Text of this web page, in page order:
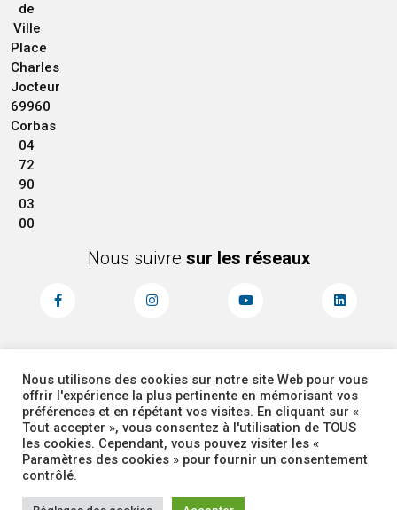
de
Ville
Place
Charles
Jocteur
69960
Corbas
04
72
90
03
00
Nous suivre sur les réseaux
MENTIONS LÉGALES
PLAN DU SITE
ACCESSIBILITÉ
ADMINISTRATEUR
COOKIES
Nous utilisons des cookies sur notre site Web pour vous
offrir l'expérience la plus pertinente en mémorisant vos
préférences et en répétant vos visites. En cliquant sur «
Tout accepter », vous consentez à l'utilisation de TOUS
les cookies. Cependant, vous pouvez visiter les «
Paramètres des cookies » pour fournir un consentement
contrôlé.